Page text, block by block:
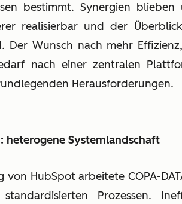
bestimmt. Synergien
realisierbar und der
Der Wunsch nach mehr
nach einer zentralen
Herausforderungen.
heterogene Systemlandschaft
von HubSpot arbeitete COPA-
Prozessen.